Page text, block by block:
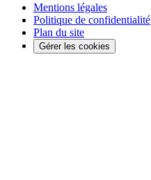
Mentions légales
Politique de confidentialité
Plan du site
Gérer les cookies